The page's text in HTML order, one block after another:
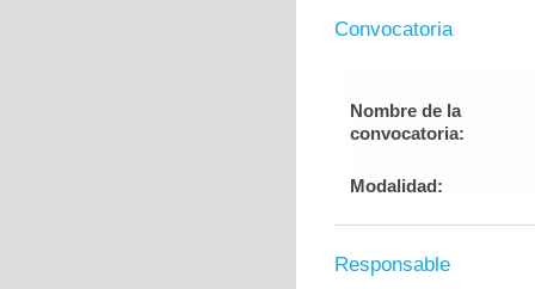
Convocatoria
Nombre de la
convocatoria:
Modalidad:
Responsable